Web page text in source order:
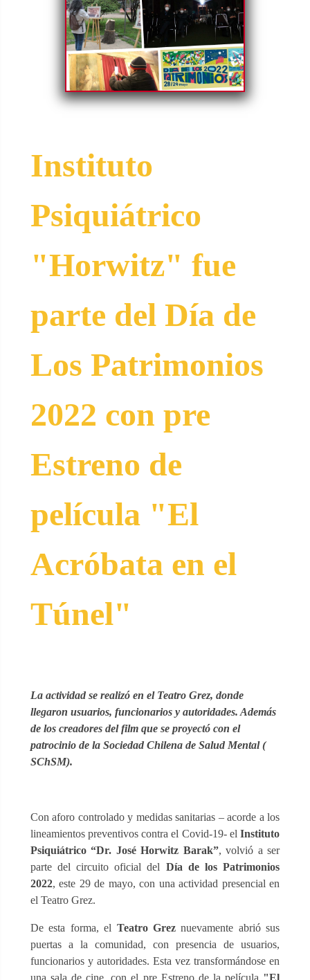
Instituto
Psiquiátrico
"Horwitz" fue
parte del Día de
Los Patrimonios
2022 con pre
Estreno de
película "El
Acróbata en el
Túnel"
La actividad se realizó en el Teatro Grez, donde
llegaron usuarios, funcionarios y autoridades. Además
de los creadores del film que se proyectó con el
patrocinio de la Sociedad Chilena de Salud Mental (
SChSM).
Con aforo controlado y medidas sanitarias – acorde a los
lineamientos preventivos contra el Covid-19- elInstituto
Psiquiátrico “Dr. José Horwitz Barak”, volvió a ser
parte del circuito oficial del Día de los Patrimonios
2022, este 29 de mayo, con una actividad presencial en
el Teatro Grez.
De esta forma, el Teatro Greznuevamente abrió sus
puertas a la comunidad, con presencia de usuarios,
funcionarios y autoridades. Esta vez transformándose en